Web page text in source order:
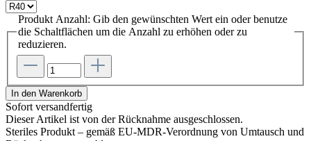
Produkt Anzahl: Gib den gewünschten Wert ein oder benutze
die Schaltflächen um die Anzahl zu erhöhen oder zu
reduzieren.
In den Warenkorb
Sofort versandfertig
Dieser Artikel ist von der Rücknahme ausgeschlossen.
Steriles Produkt – gemäß EU-MDR-Verordnung von Umtausch und